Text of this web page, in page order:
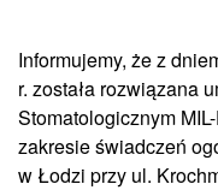
Informujemy, żez
r. została rozwiązana
Stomatologicznym
zakresieświadczeń
w Łodzi przy ul.